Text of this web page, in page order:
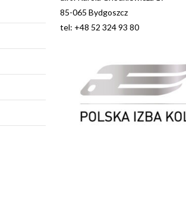
85-065 Bydgoszcz
tel: +48 52 324 93 80